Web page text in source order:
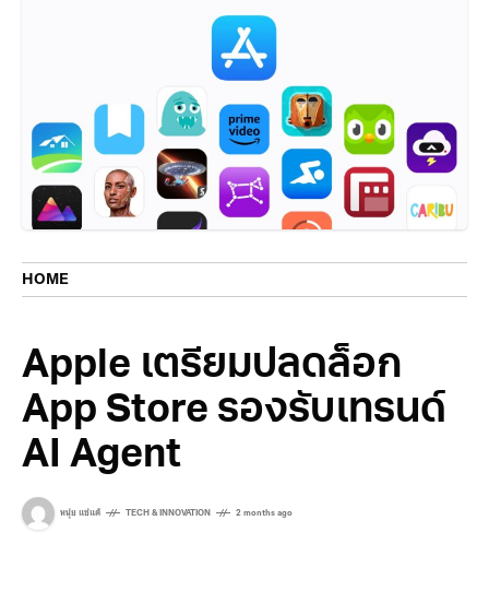
HOME
Apple เตรียมปลดล็อก
App Store รองรับเทรนด์
AI Agent
หนุ่ย แซ่แต้ TECH & INNOVATION 2 months ago